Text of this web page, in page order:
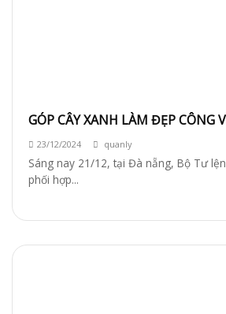
GÓP CÂY XANH LÀM ĐẸP CÔNG
23/12/2024 quanly
Sáng nay 21/12, tại Đà nẵng, Bộ Tư
phối hợp...